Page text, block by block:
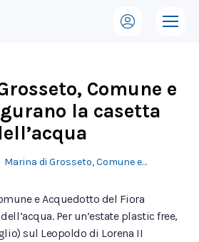
Comune e
la casetta
Marina di Grosseto, Comune e…
e Acquedotto del Fiora
Per un’estate plastic free,
sul Leopoldo di Lorena II